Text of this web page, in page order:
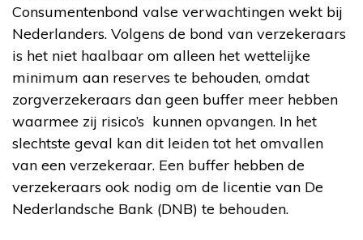
Consumentenbond valse verwachtingen wekt bij
Nederlanders. Volgens de bond van verzekeraars
is het niet haalbaar om alleen het wettelijke
minimum aan reserves te behouden, omdat
zorgverzekeraars dan geen buffer meer hebben
waarmee zij risico’s kunnen opvangen. In het
slechtste geval kan dit leiden tot het omvallen
van een verzekeraar. Een buffer hebben de
verzekeraars ook nodig om de licentie van De
Nederlandsche Bank (DNB) te behouden.